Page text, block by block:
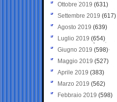
Ottobre 2019 (631)
Settembre 2019 (617)
Agosto 2019 (639)
Luglio 2019 (654)
Giugno 2019 (598)
Maggio 2019 (527)
Aprile 2019 (383)
Marzo 2019 (562)
Febbraio 2019 (598)